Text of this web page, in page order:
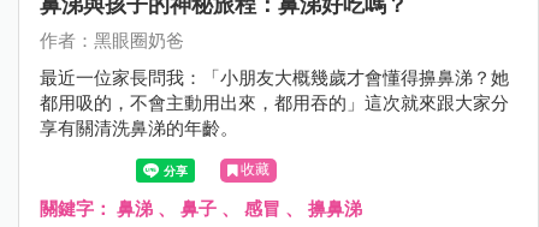
作者：黑眼圈奶爸
最近一位家長問我：「小朋友大概幾歲才會懂得擤鼻涕？她
都用吸的，不會主動用出來，都用吞的」這次就來跟大家分
享有關清洗鼻涕的年齡。
收藏
關鍵字： 鼻涕 、 鼻子 、 感冒 、 擤鼻涕